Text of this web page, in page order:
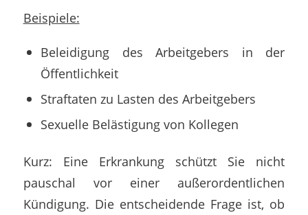
Beispiele:
Beleidigung des Arbeitgebers in der
Öffentlichkeit
Straftaten zu Lasten des Arbeitgebers
Sexuelle Belästigung von Kollegen
Kurz: Eine Erkrankung schützt Sie nicht
pauschal vor einer außerordentlichen
Kündigung. Die entscheidende Frage ist, ob